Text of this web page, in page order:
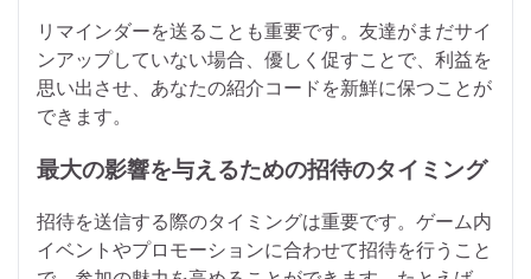
リマインダーを送ることも重要です。友達がまだサイ
ンアップしていない場合、優しく促すことで、利益を
思い出させ、あなたの紹介コードを新鮮に保つことが
できます。
最大の影響を与えるための招待のタイミング
招待を送信する際のタイミングは重要です。ゲーム内
イベントやプロモーションに合わせて招待を行うこと